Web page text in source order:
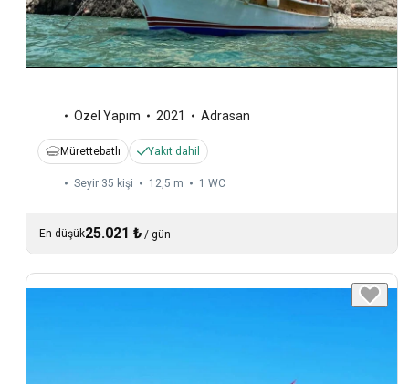
Özel Yapım 2021 Adrasan
Mürettebatlı Yakıt dahil
Seyir 35 kişi 12,5 m 1 WC
En düşük25.021 ₺ / gün